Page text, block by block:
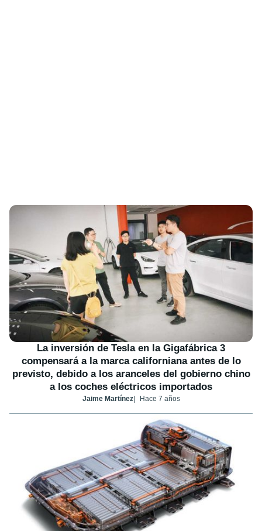
La inversión de Tesla en la Gigafábrica 3
compensará a la marca californiana antes de lo
previsto, debido a los aranceles del gobierno chino
a los coches eléctricos importados
Jaime Martínez Hace 7 años